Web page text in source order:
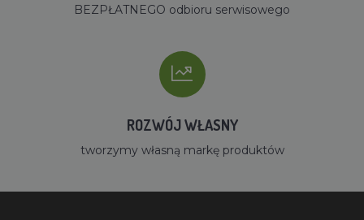
BEZPŁATNEGO odbioru serwisowego
ROZWÓJ WŁASNY
tworzymy własną markę produktów